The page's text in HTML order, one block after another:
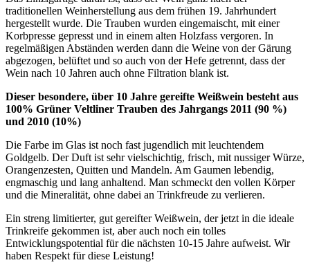
traditionellen Weinherstellung aus dem frühen 19. Jahrhundert
hergestellt wurde. Die Trauben wurden eingemaischt, mit einer
Korbpresse gepresst und in einem alten Holzfass vergoren. In
regelmäßigen Abständen werden dann die Weine von der Gärung
abgezogen, belüftet und so auch von der Hefe getrennt, dass der
Wein nach 10 Jahren auch ohne Filtration blank ist.
Dieser besondere, über 10 Jahre gereifte Weißwein besteht aus
100% Grüner Veltliner Trauben des Jahrgangs 2011 (90 %)
und 2010 (10%)
Die Farbe im Glas ist noch fast jugendlich mit leuchtendem
Goldgelb. Der Duft ist sehr vielschichtig, frisch, mit nussiger Würze,
Orangenzesten, Quitten und Mandeln. Am Gaumen lebendig,
engmaschig und lang anhaltend. Man schmeckt den vollen Körper
und die Mineralität, ohne dabei an Trinkfreude zu verlieren.
Ein streng limitierter, gut gereifter Weißwein, der jetzt in die ideale
Trinkreife gekommen ist, aber auch noch ein tolles
Entwicklungspotential für die nächsten 10-15 Jahre aufweist. Wir
haben Respekt für diese Leistung!